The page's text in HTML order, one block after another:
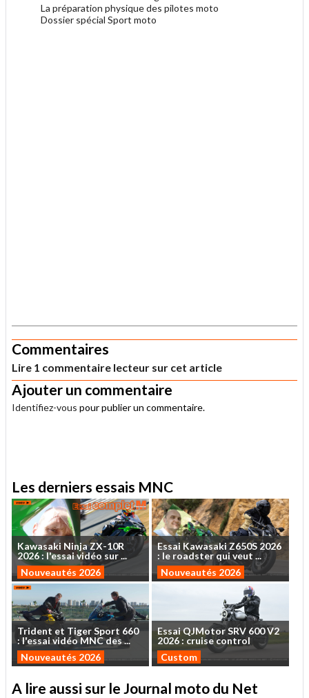
La préparation physique des pilotes moto
Dossier spécial Sport moto
Commentaires
Lire 1 commentaire lecteur sur cet article
Ajouter un commentaire
Identifiez-vous pour publier un commentaire.
Les derniers essais MNC
Kawasaki NinjaZX-10R
2026: l'essaividéo sur...
Nouveautés 2026
Essai Kawasaki Z650S 2026
: le roadsterquiveut ...
Nouveautés 2026
Trident et TigerSport 660
: l'essaividéo MNCdes...
Nouveautés 2026
EssaiQJMotorSRV 600V2
2026 : cruise control
Custom
A lire aussi sur le Journal moto du Net